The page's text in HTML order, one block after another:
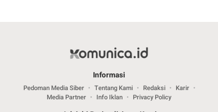
Informasi
Pedoman Media Siber Tentang Kami Redaksi
Karir
Media Partner
Info Iklan Privacy Policy